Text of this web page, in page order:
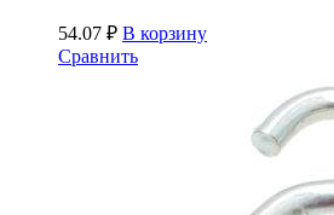
54.07 ₽ В корзину
Сравнить